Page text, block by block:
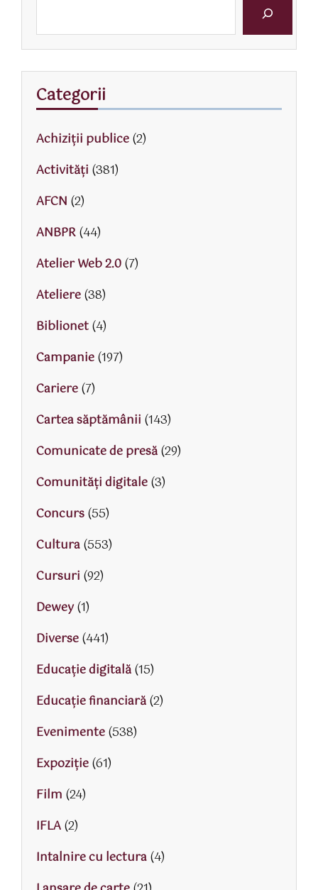
Categorii
Achiziții publice(2)
Activităţi (381)
AFCN (2)
ANBPR(44)
Atelier Web 2.0(7)
Ateliere(38)
Biblionet(4)
Campanie(197)
Cariere(7)
Cartea săptămânii (143)
Comunicate de presă(29)
Comunități digitale(3)
Concurs(55)
Cultura(553)
Cursuri (92)
Dewey(1)
Diverse(441)
Educaţie digitală(15)
Educaţie financiară(2)
Evenimente(538)
Expoziție(61)
Film (24)
IFLA(2)
Intalnire cu lectura(4)